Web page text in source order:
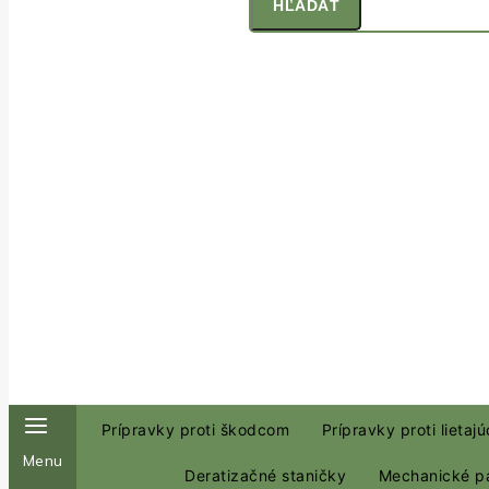
HĽADAŤ
Menu
Prípravky proti škodcom Prípravky proti
Deratizačné staničky Mechanické